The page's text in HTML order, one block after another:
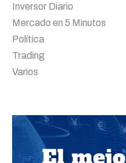
Inversor Diario
Mercado en 5 Minutos
Política
Trading
Varios